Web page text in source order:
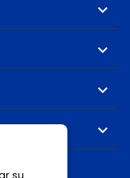



